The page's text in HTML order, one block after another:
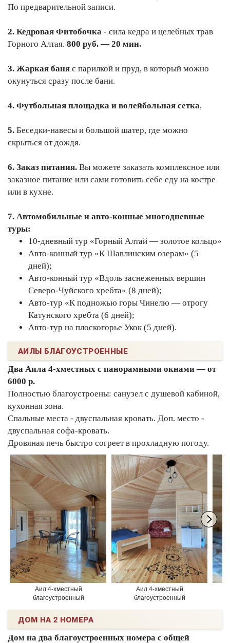
По предварительной записи.
2. Кедровая Фитобочка - сила кедра и целебных трав
Горного Алтая. 800 руб. — 20 мин.
3. Жаркая баня с парилкой и пруд, в который можно
окунуться сразу после бани.
4. Футбольная площадка и волейбольная сетка,
5. Беседки-навесы и большой шатер, где можно
скрыться от дождя.
6. Заказ питания. Вы можете заказать комплексное или
заказное питание или сами готовить себе еду на костре
или в кухне.
7. Автомобильные и авто-конные многодневные
туры:
10-дневный тур «Горный Алтай — золотое кольцо»
Авто-конный тур «К Шавлинским озерам» (5
дней);
Авто-конный тур «Вдоль заснеженных вершин
Северо-Чуйского хребта» (8 дней);
Авто-тур «К подножью горы Чинелю — отрогу
Катунского хребта (6 дней);
Авто-тур на плоскогорье Укок (5 дней).
АИЛЫ БЛАГОУСТРОЕННЫЕ
Два Аила 4-хместных с панорамными окнами — от
6000 р.
Полностью благоустроены: санузел с душевой кабиной,
кухонная зона.
Спальные места - двуспальная кровать. Доп. место -
двуспальная софа-кровать.
Дровяная печь быстро согреет в прохладную погоду.
Аил 4-хместный
благоустроенный
Аил 4-хместный
благоустроенный
ДОМ НА 2 НОМЕРА
Дом на два благоустроенных номера с общей